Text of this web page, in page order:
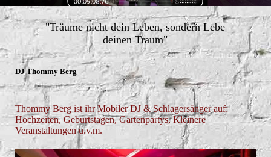
"Träume nicht dein Leben, sondern Lebe
deinen Traum"
DJ Thommy Berg
Thommy Berg ist ihr Mobiler DJ & Schlagersänger auf:
Hochzeiten, Geburtstagen, Gartenpartys, Kleinere
Veranstaltungen u.v.m.